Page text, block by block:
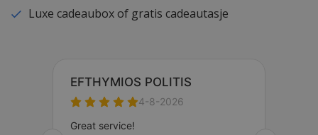
Luxe cadeaubox of gratis cadeautasje